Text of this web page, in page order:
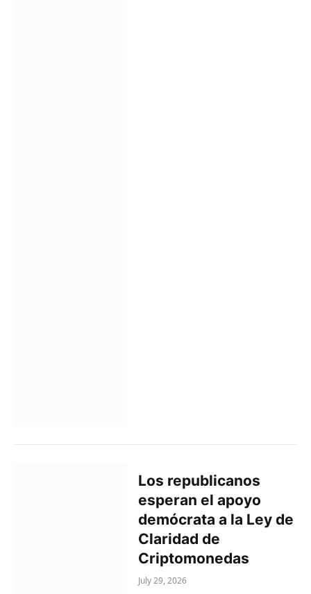
Los republicanos
esperan el apoyo
demócrata a la Ley de
Claridad de
Criptomonedas
July 29, 2026